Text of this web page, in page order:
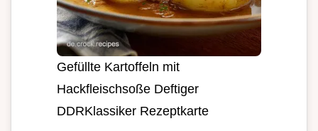
Gefüllte Kartoffeln mit
Hackfleischsoße Deftiger
DDRKlassiker Rezeptkarte